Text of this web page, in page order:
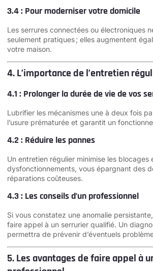
3.4 : Pour moderniser votre domicile
Les serrures connectées ou électroniques
seulement pratiques ; elles augmentent
votre maison.
4. L’importance de l’entretien
4.1 : Prolonger la durée de vie de vos
Lubrifier les mécanismes une à deux fois
l’usure prématurée et garantit un
4.2 : Réduire les pannes
Un entretien régulier minimise les blocages
dysfonctionnements, vous épargnant des
réparations coûteuses.
4.3 : Les conseils d’un professionnel
Si vous constatez une anomalie
faire appel à un serrurier qualifié. Un
permettra de prévenir d’éventuels
5. Les avantages de faire appel à